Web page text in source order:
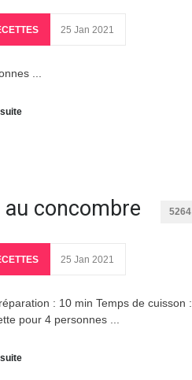
25 Jan 2021
...
au concombre 5264
25 Jan 2021
: 10 min Temps de cuisson :
pour 4 personnes ...